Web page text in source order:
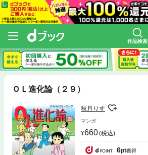
作品検索
ＯＬ進化論（２９）
秋月りす
マンガ
660(税込)
6pt獲得